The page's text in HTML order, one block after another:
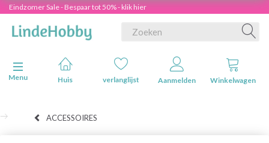
Eindzomer Sale - Bespaar tot 50% - klik hier
Navigatie in-/uitschakelen
Menu
Huis verlanglijst Aanmelden Winkelwagen
ACCESSOIRES